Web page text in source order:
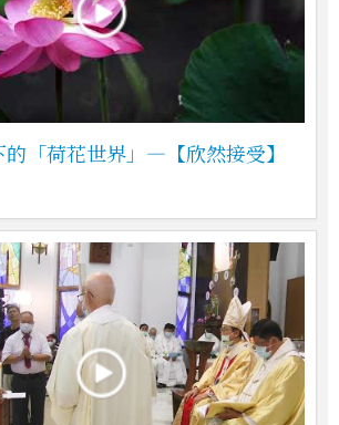
「荷花世界」—【欣然接受】